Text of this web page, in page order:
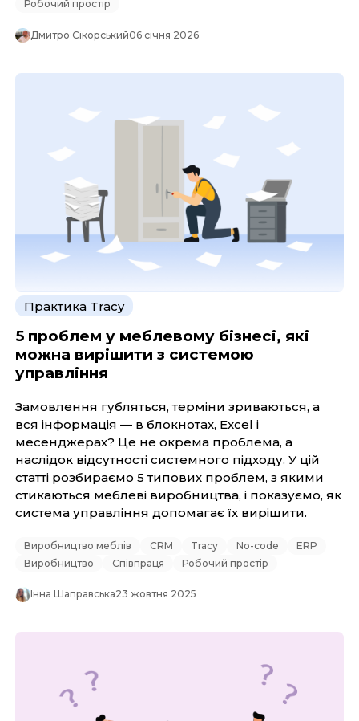
Робочий простір
Дмитро Сікорський06 січня 2026
Практика Tracy
5 проблем у меблевому бізнесі, які
можна вирішити з системою
управління
Замовлення губляться, терміни зриваються, а
вся інформація — в блокнотах, Excel і
месенджерах? Це не окрема проблема, а
наслідок відсутності системного підходу. У цій
статті розбираємо 5 типових проблем, з якими
стикаються меблеві виробництва, і показуємо, як
система управління допомагає їх вирішити.
Виробництво меблів CRM Tracy No-code
ERP
Виробництво
Співпраця Робочий простір
Інна Шаправська23 жовтня 2025